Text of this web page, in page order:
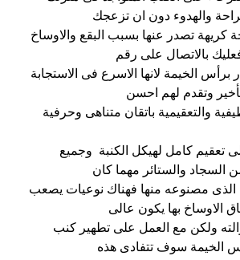
والهدوء دون ان تزعجك
كريهة تصدر عنها بسبب البقع والاوساخ
بالاتصال على رقم
برأس الخيمة لانها الاسرع فى الاستجابة
وتقدم لهم احسن
والتعقيمية باتقان متناهى وحرفية
تعقيم كامل لهيكل الكنبة وجميع
السجاد والستائر مهما كان
مصنوعه منها فهناك نوعيات يصعب
الاوساخ بها يكون عالى
ولكن مع العمل على تطهير كنب
الخيمة سوف تتفادى هذه